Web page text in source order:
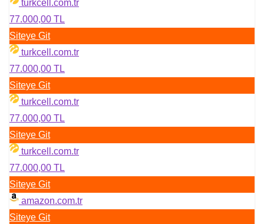
turkcell.com.tr
77.000,00 TL
Siteye Git
turkcell.com.tr
77.000,00 TL
Siteye Git
turkcell.com.tr
77.000,00 TL
Siteye Git
turkcell.com.tr
77.000,00 TL
Siteye Git
amazon.com.tr
Siteye Git